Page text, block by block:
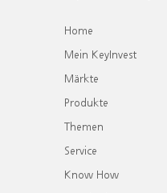
Home
Mein KeyInvest
Märkte
Produkte
Themen
Service
Know How